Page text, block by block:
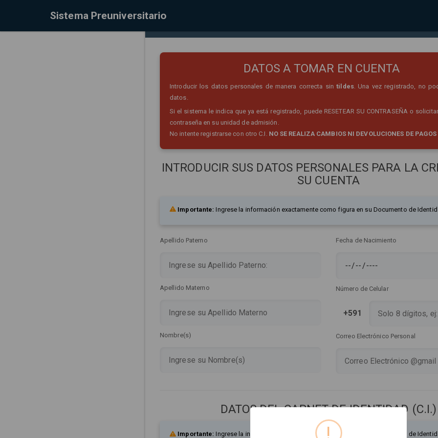
Sistema Preuniversitario
DATOS A TOMAR EN CUENTA
Introducir los datos personales de manera correcta sintildes. Una vez registrado, no
datos.
Si el sistema le indica que ya está registrado, puede RESETEAR SU CONTRASEÑA o
contraseña en su unidad de admisión.
No intente registrarse con otro C.I. NO SE REALIZA CAMBIOS NI DEVOLUCIONES DE
INTRODUCIR SUS DATOS PERSONALES PARA LA
SU CUENTA
Importante: Ingrese la información exactamente como figura en su Documento de
Apellido Paterno
Apellido Materno
Nombre(s)
Fecha de Nacimiento
Número de Celular
+591
Correo Electrónico Personal
DATOS DEL CARNET DE IDENTIDAD (C.I.)
Importante: Ingrese la información exactamente como figura en su Documento de
!